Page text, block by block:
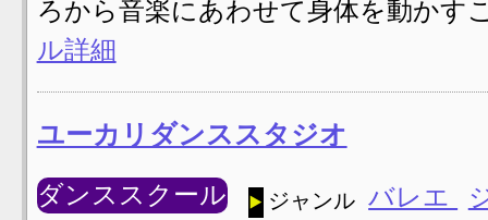
ろから音楽にあわせて身体を動かす
ル詳細
ユーカリダンススタジオ
ダンススクール ジャンル バレエ